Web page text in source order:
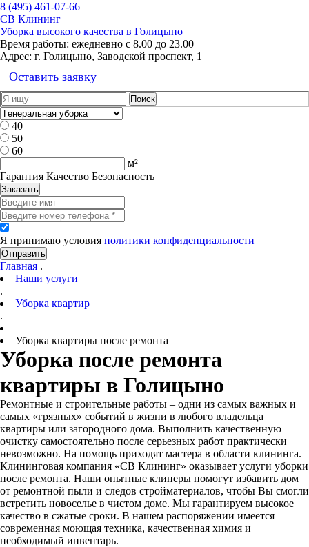
8 (495) 461-07-66
СВ Клининг
Уборка высокого качества в Голицыно
Время работы: ежедневно с 8.00 до 23.00
Адрес: г. Голицыно, Заводской проспект, 1
Оставить заявку
40
50
60
м²
Гарантия Качество Безопасность
Заказать
Я принимаю условия политики конфиденциальности
Отправить
Главная .
Наши услуги
.
Уборка квартир
.
Уборка квартиры после ремонта
Уборка после ремонта
квартиры в Голицыно
Ремонтные и строительные работы – одни из самых важных и
самых «грязных» событий в жизни в любого владельца
квартиры или загородного дома. Выполнить качественную
очистку самостоятельно после серьезных работ практически
невозможно. На помощь приходят мастера в области клининга.
Клининговая компания «СВ Клининг» оказывает услуги уборки
после ремонта. Наши опытные клинеры помогут избавить дом
от ремонтной пыли и следов стройматериалов, чтобы Вы смогли
встретить новоселье в чистом доме. Мы гарантируем высокое
качество в сжатые сроки. В нашем распоряжении имеется
современная моющая техника, качественная химия и
необходимый инвентарь.